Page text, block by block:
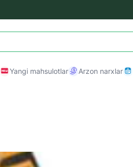
Yangi mahsulotlar Arzon narxlar